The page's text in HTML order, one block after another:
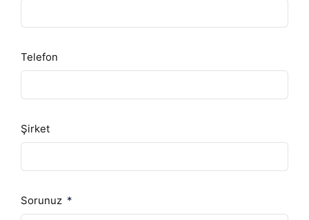
Telefon
Şirket
Sorunuz